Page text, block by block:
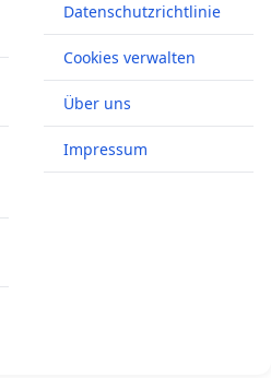
Datenschutzrichtlinie
Cookies verwalten
Über uns
Impressum